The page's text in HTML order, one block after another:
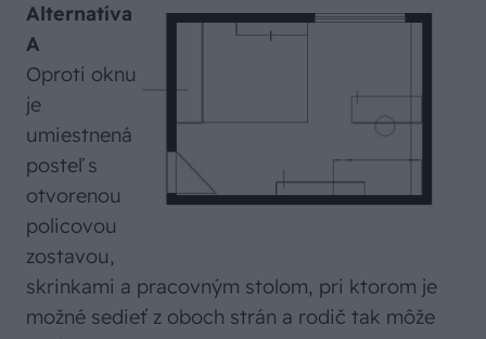
Alternatíva
A
Oproti oknu
je
umiestnená
posteľ s
otvorenou
policovou
zostavou,
skrinkami a pracovným stolom, pri ktorom je
možné sedieť z oboch strán a rodič tak môže